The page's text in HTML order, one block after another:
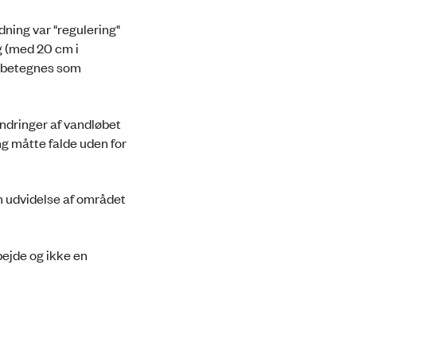
var "regulering"
(med 20 cm i
som
af vandløbet
måtte falde uden for
udvidelse af området
og ikke en